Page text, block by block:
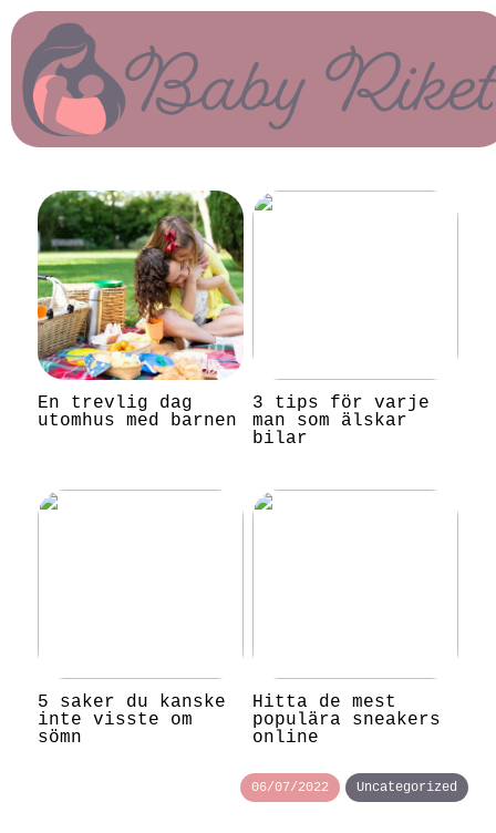
En trevlig dag
utomhus med barnen
3 tips för varje
man som älskar
bilar
5 saker du kanske
inte visste om
sömn
Hitta de mest
populära sneakers
online
06/07/2022 Uncategorized